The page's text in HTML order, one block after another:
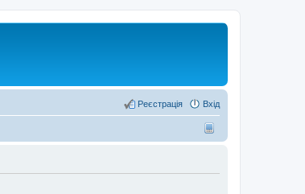
Вхід
Реєстрація